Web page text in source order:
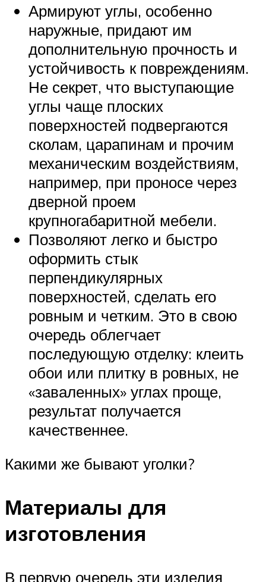
Армируют углы, особенно
наружные, придают им
дополнительную прочность и
устойчивость к повреждениям.
Не секрет, что выступающие
углы чаще плоских
поверхностей подвергаются
сколам, царапинам и прочим
механическим воздействиям,
например, при проносе через
дверной проем
крупногабаритной мебели.
Позволяют легко и быстро
оформить стык
перпендикулярных
поверхностей, сделать его
ровным и четким. Это в свою
очередь облегчает
последующую отделку: клеить
обои или плитку в ровных, не
«заваленных» углах проще,
результат получается
качественнее.
Какими же бывают уголки?
Материалы для
изготовления
В первую очередь эти изделия